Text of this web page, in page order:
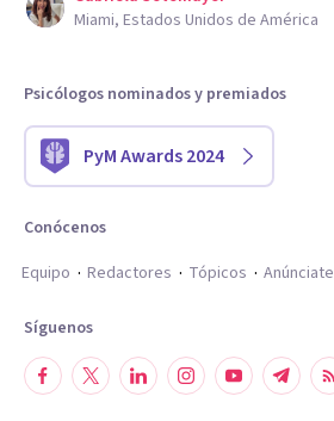
Miami, Estados Unidos de América
Psicólogos nominados y premiados
PyM Awards 2024
Conócenos
Equipo
Redactores Tópicos Anúnciate
Síguenos